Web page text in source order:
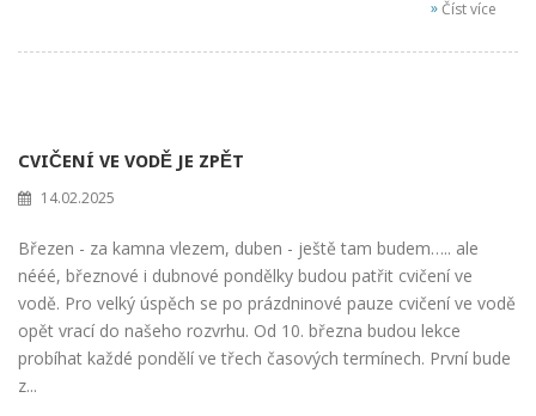
»Číst více
CVIČENÍ VE VODĚ JE ZPĚT
14.02.2025
Březen - za kamna vlezem, duben - ještě tam budem….. ale
nééé, březnové i dubnové pondělky budou patřit cvičení ve
vodě. Pro velký úspěch se po prázdninové pauze cvičení ve vodě
opět vrací do našeho rozvrhu. Od 10. března budou lekce
probíhat každé pondělí ve třech časových termínech. První bude
z...